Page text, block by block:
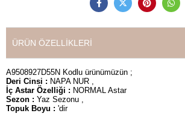
ÜRÜN ÖZELLIKLERI
A9508927D55N Kodlu ürünümüzün ;
Deri Cinsi : NAPA NUR ,
İç Astar Özelliği : NORMAL Astar
Sezon : Yaz Sezonu ,
Topuk Boyu : 'dir